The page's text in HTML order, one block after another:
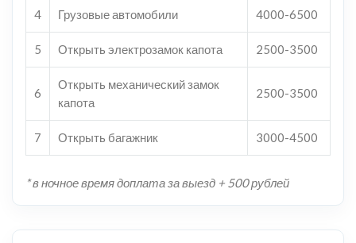
4 Грузовые автомобили 4000-6500
5 Открыть электрозамок капота 2500-3500
6
Открыть механический замок
капота
2500-3500
7 Открыть багажник 3000-4500
* в ночное время доплата за выезд + 500 рублей